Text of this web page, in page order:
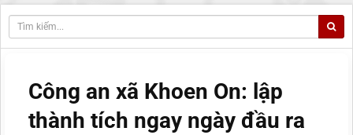
Công an xã Khoen On: lập
thành tích ngay ngày đầu ra